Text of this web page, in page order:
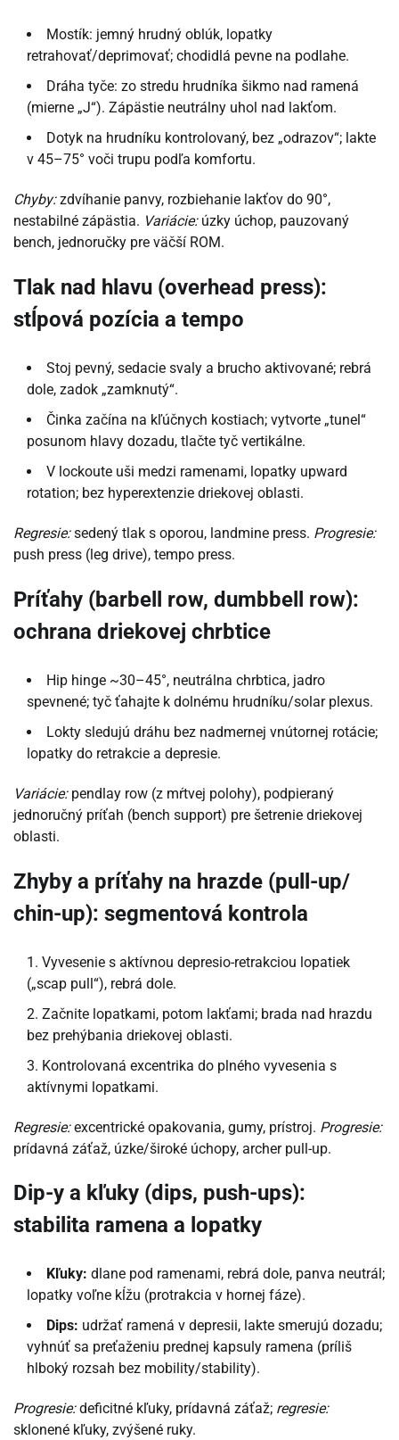
Mostík: jemný hrudný oblúk, lopatky
retrahovať/deprimovať; chodidlá pevne na podlahe.
Dráha tyče: zo stredu hrudníka šikmo nad ramená
(mierne „J“). Zápästie neutrálny uhol nad lakťom.
Dotyk na hrudníku kontrolovaný, bez „odrazov“; lakte
v 45–75° voči trupu podľa komfortu.
Chyby:zdvíhanie panvy, rozbiehanie lakťov do 90°,
nestabilné zápästia. Variácie:úzky úchop, pauzovaný
bench, jednoručky pre väčší ROM.
Tlak nad hlavu (overhead press):
stĺpová pozícia a tempo
Stoj pevný, sedacie svaly a brucho aktivované; rebrá
dole, zadok „zamknutý“.
Činka začína na kľúčnych kostiach; vytvorte „tunel“
posunom hlavy dozadu, tlačte tyč vertikálne.
V lockoute uši medzi ramenami, lopatky upward
rotation; bez hyperextenzie driekovej oblasti.
Regresie:sedený tlak s oporou, landmine press. Progresie:
push press (leg drive), tempo press.
Príťahy (barbell row, dumbbell row):
ochrana driekovej chrbtice
Hip hinge ~30–45°, neutrálna chrbtica, jadro
spevnené; tyč ťahajte k dolnému hrudníku/solar plexus.
Lokty sledujú dráhu bez nadmernej vnútornej rotácie;
lopatky do retrakcie a depresie.
Variácie:pendlay row (z mŕtvej polohy), podpieraný
jednoručný príťah (bench support) pre šetrenie driekovej
oblasti.
Zhyby a príťahy na hrazde (pull-up/
chin-up): segmentová kontrola
Vyvesenie s aktívnou depresio-retrakciou lopatiek
(„scap pull“), rebrá dole.
Začnite lopatkami, potom lakťami; brada nad hrazdu
bez prehýbania driekovej oblasti.
Kontrolovaná excentrika do plného vyvesenia s
aktívnymi lopatkami.
Regresie:excentrické opakovania, gumy, prístroj. Progresie:
prídavná záťaž, úzke/široké úchopy, archer pull-up.
Dip-y a kľuky (dips, push-ups):
stabilita ramena a lopatky
Kľuky: dlane pod ramenami, rebrá dole, panva neutrál;
lopatky voľne kĺžu (protrakcia v hornej fáze).
Dips: udržať ramená v depresii, lakte smerujú dozadu;
vyhnúť sa preťaženiu prednej kapsuly ramena (príliš
hlboký rozsah bez mobility/stability).
Progresie:deficitné kľuky, prídavná záťaž; regresie:
sklonené kľuky, zvýšené ruky.